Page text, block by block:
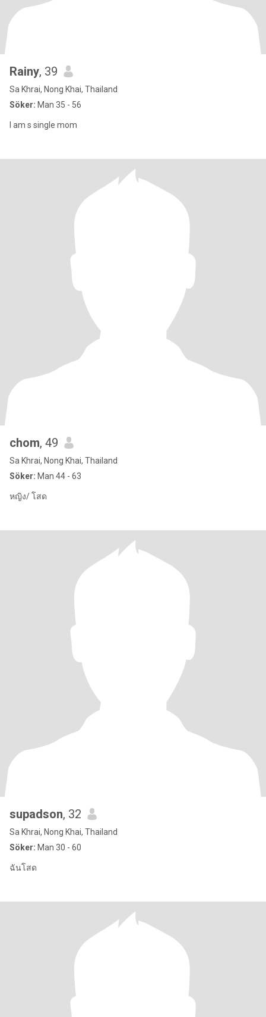
Rainy, 39
Sa Khrai, Nong Khai, Thailand
Söker: Man 35 - 56
I am s single mom
chom, 49
Sa Khrai, Nong Khai, Thailand
Söker: Man 44 - 63
หญิง/ โสด
supadson, 32
Sa Khrai, Nong Khai, Thailand
Söker: Man 30 - 60
ฉันโสด